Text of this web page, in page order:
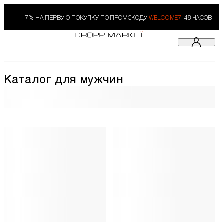
-7% НА ПЕРВУЮ ПОКУПКУ ПО ПРОМОКОДУ WELCOME7. 48 ЧАСОВ
Каталог для мужчин